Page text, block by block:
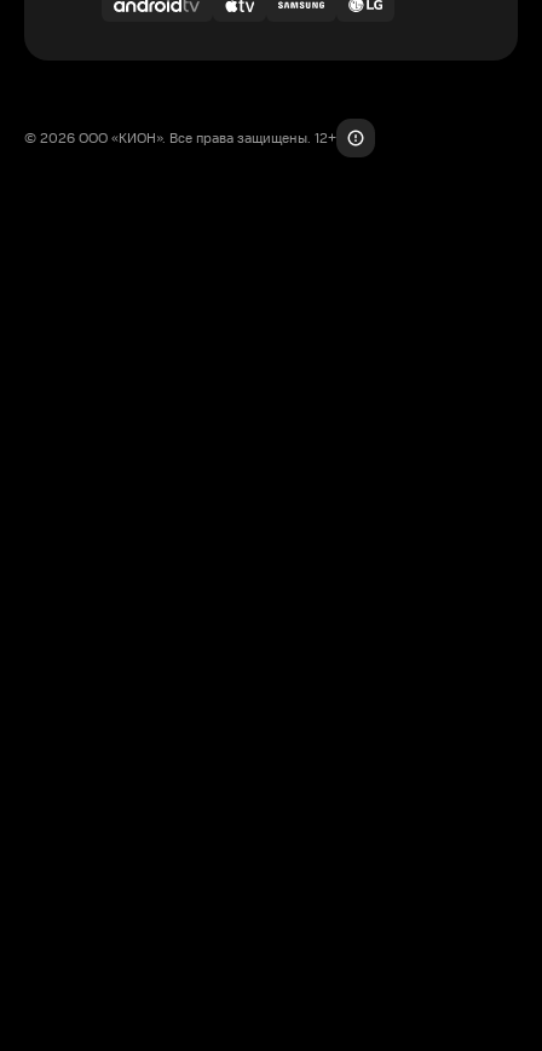
© 2026 ООО «КИОН». Все права защищены. 12+